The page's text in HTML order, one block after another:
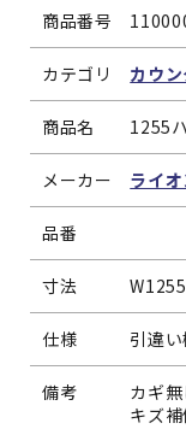
商品番号
カテゴリ カウ
商品名 1255
メーカー ライオ
品番
寸法
仕様 引違
備考
カギ
キズ